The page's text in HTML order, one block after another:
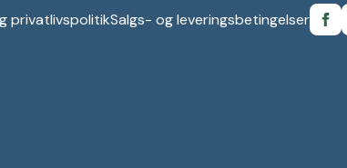
privatlivspolitikSalgs- og leveringsbetingelser